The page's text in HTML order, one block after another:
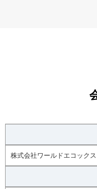
株式会社ワールドエコックス